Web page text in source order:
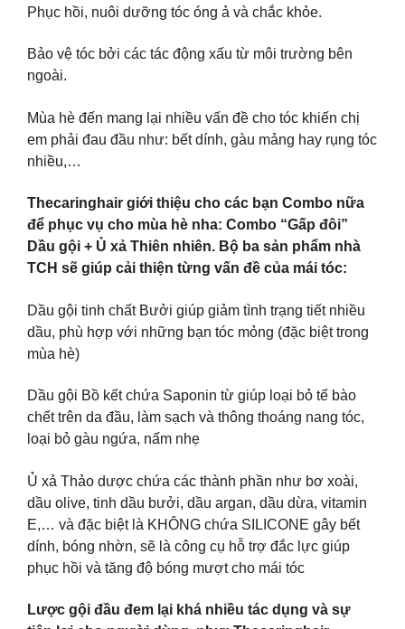
Phục hồi, nuôi dưỡng tóc óng ả và chắc khỏe.
Bảo vệ tóc bởi các tác động xấu từ môi trường bên
ngoài.
Mùa hè đến mang lại nhiều vấn đề cho tóc khiến chị
em phải đau đầu như: bết dính, gàu mảng hay rụng tóc
nhiều,…
Thecaringhair giới thiệu cho các bạn Combo nữa
để phục vụ cho mùa hè nha: Combo “Gấp đôi”
Dầu gội + Ủ xả Thiên nhiên. Bộ ba sản phẩm nhà
TCH sẽ giúp cải thiện từng vấn đề của mái tóc:
Dầu gội tinh chất Bưởi giúp giảm tình trạng tiết nhiều
dầu, phù hợp với những bạn tóc mỏng (đặc biệt trong
mùa hè)
Dầu gội Bồ kết chứa Saponin từ giúp loại bỏ tế bào
chết trên da đầu, làm sạch và thông thoáng nang tóc,
loại bỏ gàu ngứa, nấm nhẹ
Ủ xả Thảo dược chứa các thành phần như bơ xoài,
dầu olive, tinh dầu bưởi, dầu argan, dầu dừa, vitamin
E,… và đặc biệt là KHÔNG chứa SILICONE gây bết
dính, bóng nhờn, sẽ là công cụ hỗ trợ đắc lực giúp
phục hồi và tăng độ bóng mượt cho mái tóc
Lược gội đầu đem lại khá nhiều tác dụng và sự